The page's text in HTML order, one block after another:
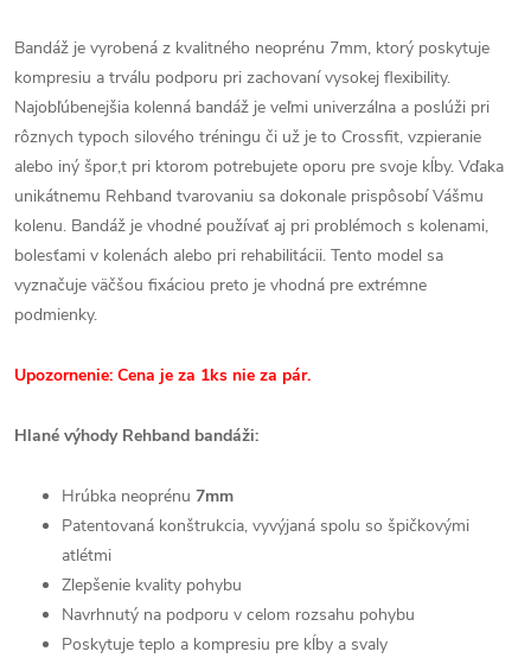
Bandáž je vyrobená z kvalitného neoprénu 7mm, ktorý poskytuje
kompresiu a trválu podporu pri zachovaní vysokej flexibility.
Najobľúbenejšia kolenná bandáž je veľmi univerzálna a poslúži pri
rôznych typoch silového tréningu či už je to Crossfit, vzpieranie
alebo iný špor,t pri ktorom potrebujete oporu pre svoje kĺby. Vďaka
unikátnemu Rehband tvarovaniu sa dokonale prispôsobí Vášmu
kolenu. Bandáž je vhodné používať aj pri problémoch s kolenami,
bolesťami v kolenách alebo pri rehabilitácii. Tento model sa
vyznačuje väčšou fixáciou preto je vhodná pre extrémne
podmienky.
Upozornenie: Cena je za 1ks nie za pár.
Hlané výhody Rehband bandáži:
Hrúbka neoprénu 7mm
Patentovaná konštrukcia, vyvýjaná spolu so špičkovými
atlétmi
Zlepšenie kvality pohybu
Navrhnutý na podporu v celom rozsahu pohybu
Poskytuje teplo a kompresiu pre kĺby a svaly